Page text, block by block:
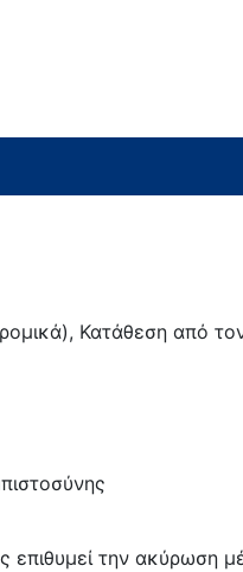
Κατάθεση από
επιθυμεί την ακύρωση